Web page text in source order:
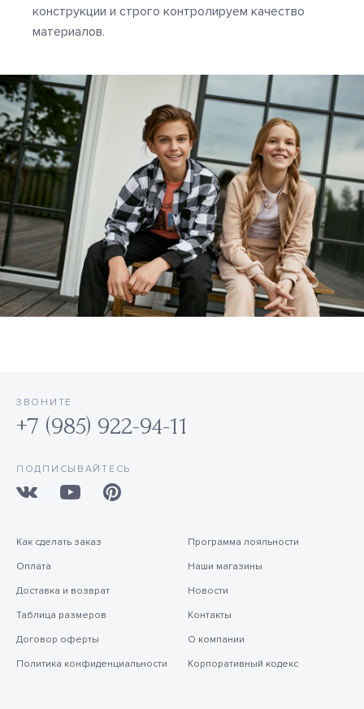
конструкции и строго контролируем качество
материалов.
ЗВОНИТЕ
+7 (985) 922-94-11
ПОДПИСЫВАЙТЕСЬ
Как сделать заказ
Оплата
Доставка и возврат
Таблица размеров
Договор оферты
Политика конфиденциальности
Программа лояльности
Наши магазины
Новости
Контакты
О компании
Корпоративный кодекс